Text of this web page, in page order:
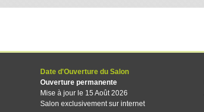
Date d'Ouverture du Salon
Ouverture permanente
Mise à jour le 15 Août 2026
Salon exclusivement sur internet